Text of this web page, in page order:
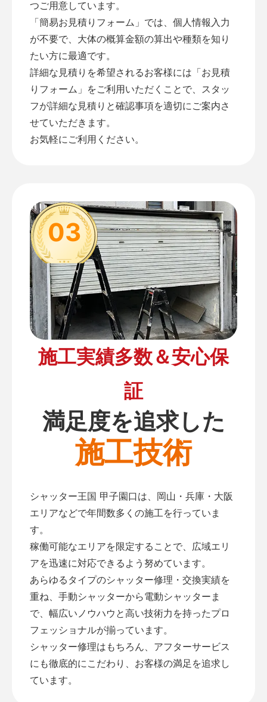
つご用意しています。
「簡易お見積りフォーム 」では、個人情報入力
が不要で、大体の概算金額の算出や種類を知り
たい方に最適です。
詳細な見積りを希望されるお客様には「お見積
りフォーム 」をご利用いただくことで、スタッ
フが詳細な見積りと確認事項を適切にご案内さ
せていただきます。
お気軽にご利用ください。
03
施工実績多数＆安心保
証
満足度を追求した
施工技術
シャッター王国 甲子園口は、岡山・兵庫・大阪
エリアなどで年間数多くの施工を行っていま
す。
稼働可能なエリアを限定することで、広域エリ
アを迅速に対応できるよう努めています。
あらゆるタイプのシャッター修理・交換実績を
重ね、手動シャッターから電動シャッターま
で、幅広いノウハウと高い技術力を持ったプロ
フェッショナルが揃っています。
シャッター修理はもちろん、アフターサービス
にも徹底的にこだわり、お客様の満足を追求し
ています。